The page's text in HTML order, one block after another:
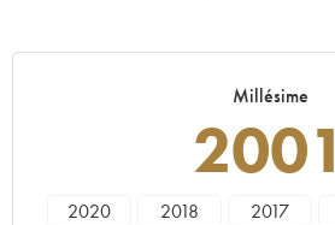
Millésime
2001
2020 2018 2017